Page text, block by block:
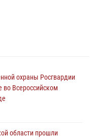
охраны Росгвардии
во Всероссийском
области прошли